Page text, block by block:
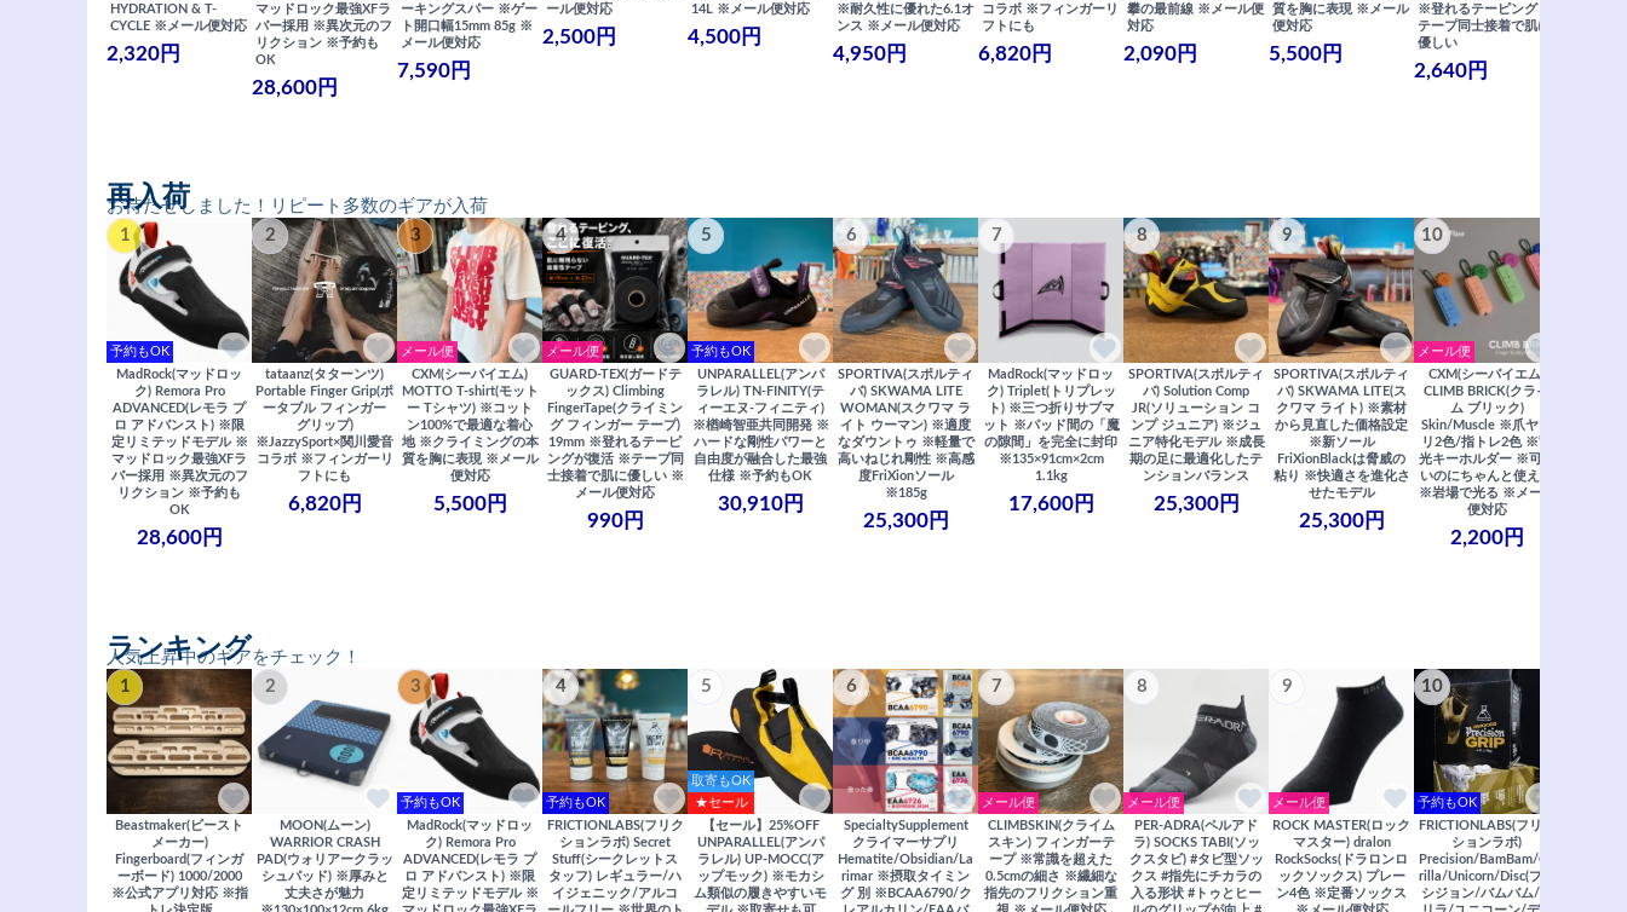
HYDRATION & T-
CYCLE ※メール便対応
2,320円
マッドロック最強XFラ
バー採用 ※異次元のフ
リクション ※予約も
OK
28,600円
ーキングスパー ※ゲー
ト開口幅15mm 85g ※
メール便対応
7,590円
ール便対応
2,500円
14L ※メール便対応
4,500円
※耐久性に優れた6.1オ
ンス ※メール便対応
4,950円
コラボ ※フィンガーリ
フトにも
6,820円
攀の最前線 ※メール便
対応
2,090円
質を胸に表現 ※メール
便対応
5,500円
※登れるテーピング ※
テープ同士接着で肌に
優しい
2,640円
お待たせしました！リピート多数のギアが入荷
再入荷
1
予約もOK
MadRock(マッドロッ
ク) Remora Pro
ADVANCED(レモラ プ
ロ アドバンスト) ※限
定リミテッドモデル ※
マッドロック最強XFラ
バー採用 ※異次元のフ
リクション ※予約も
OK
28,600円
2
tataanz(タターンツ)
Portable Finger Grip(ポ
ータブル フィンガー
グリップ)
※JazzySport×関川愛音
コラボ ※フィンガーリ
フトにも
6,820円
3
メール便
CXM(シーバイエム)
MOTTO T-shirt(モット
ー Tシャツ) ※コット
ン100%で最適な着心
地 ※クライミングの本
質を胸に表現 ※メール
便対応
5,500円
4
メール便
GUARD-TEX(ガードテ
ックス) Climbing
FingerTape(クライミン
グ フィンガー テープ)
19mm ※登れるテーピ
ングが復活 ※テープ同
士接着で肌に優しい ※
メール便対応
990円
5
予約もOK
UNPARALLEL(アンパ
ラレル) TN-FINITY(テ
ィーエヌ-フィニティ)
※楢崎智亜共同開発 ※
ハードな剛性パワーと
自由度が融合した最強
仕様 ※予約もOK
30,910円
6
SPORTIVA(スポルティ
バ) SKWAMA LITE
WOMAN(スクワマ ラ
イト ウーマン) ※適度
なダウントゥ ※軽量で
高いねじれ剛性 ※高感
度FriXionソール
※185g
25,300円
7
MadRock(マッドロッ
ク) Triplet(トリプレッ
ト) ※三つ折りサブマ
ット ※パッド間の「魔
の隙間」を完全に封印
※135×91cm×2cm
1.1kg
17,600円
8
SPORTIVA(スポルティ
バ) Solution Comp
JR(ソリューション コ
ンプ ジュニア) ※ジュ
ニア特化モデル ※成長
期の足に最適化したテ
ンションバランス
25,300円
9
SPORTIVA(スポルティ
バ) SKWAMA LITE(ス
クワマ ライト) ※素材
から見直した価格設定
※新ソール
FriXionBlackは脅威の
粘り ※快適さを進化さ
せたモデル
25,300円
10
メール便
CXM(シーバイエム)
CLIMB BRICK(クライ
ム ブリック)
Skin/Muscle ※爪ヤス
リ2色/指トレ2色 ※蓄
光キーホルダー ※可愛
いのにちゃんと使える
※岩場で光る ※メール
便対応
2,200円
人気上昇中のギアをチェック！
ランキング
1
Beastmaker(ビースト
メーカー)
Fingerboard(フィンガ
ーボード) 1000/2000
※公式アプリ対応 ※指
2
MOON(ムーン)
WARRIOR CRASH
PAD(ウォリアークラッ
シュパッド) ※厚みと
丈夫さが魅力
3
予約もOK
MadRock(マッドロッ
ク) Remora Pro
ADVANCED(レモラ プ
ロ アドバンスト) ※限
定リミテッドモデル ※
4
予約もOK
FRICTIONLABS(フリク
ションラボ) Secret
Stuff(シークレットス
タッフ) レギュラー/ハ
イジェニック/アルコ
5
取寄もOK
★セール
【セール】25%OFF
UNPARALLEL(アンパ
ラレル) UP-MOCC(ア
ップモック) ※モカシ
ム類似の履きやすいモ
6
SpecialtySupplement
クライマーサプリ
Hematite/Obsidian/La
rimar ※摂取タイミン
グ 別 ※BCAA6790/ク
7
メール便
CLIMBSKIN(クライム
スキン) フィンガーテ
ープ ※常識を超えた
0.5cmの細さ ※繊細な
指先のフリクション重
8
メール便
PER-ADRA(ペルアド
ラ) SOCKS TABI(ソッ
クスタビ) #タビ型ソッ
クス #指先にチカラの
入る形状 #トゥとヒー
9
メール便
ROCK MASTER(ロック
マスター) dralon
RockSocks(ドラロンロ
ックソックス) プレー
ン4色 ※定番ソックス
10
予約もOK
FRICTIONLABS(フリク
ションラボ)
Precision/BamBam/Go
rilla/Unicorn/Disc(プレ
シジョン/バムバム/ゴ